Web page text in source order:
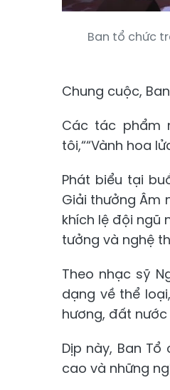
Ban tổ chức
Chung cuộc,
Các tác phẩm
tôi,““Vành hoa
Phát biểu tại
Giải thưởng Âm
khích lệ đội ngũ
tưởng và nghệ
Theo nhạc sỹ
dạng về thể
hương, đất
Dịp này, Ban
cao và những